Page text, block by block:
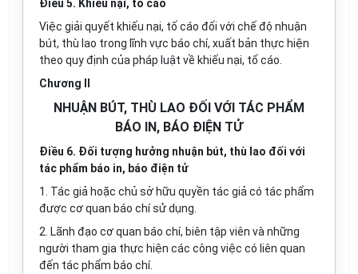
Điều 5. Khiếu nại, tố cáo
Việc giải quyết khiếu nại, tố cáo đối với chế độ nhuận
bút, thù lao trong lĩnh vực báo chí, xuất bản thực hiện
theo quy định của pháp luật về khiếu nại, tố cáo.
Chương II
NHUẬN BÚT, THÙ LAO ĐỐI VỚI TÁC PHẨM
BÁO IN, BÁO ĐIỆN TỬ
Điều 6. Đối tượng hưởng nhuận bút, thù lao đối với
tác phẩm báo in, báo điện tử
1. Tác giả hoặc chủ sở hữu quyền tác giả có tác phẩm
được cơ quan báo chí sử dụng.
2. Lãnh đạo cơ quan báo chí, biên tập viên và những
người tham gia thực hiện các công việc có liên quan
đến tác phẩm báo chí.